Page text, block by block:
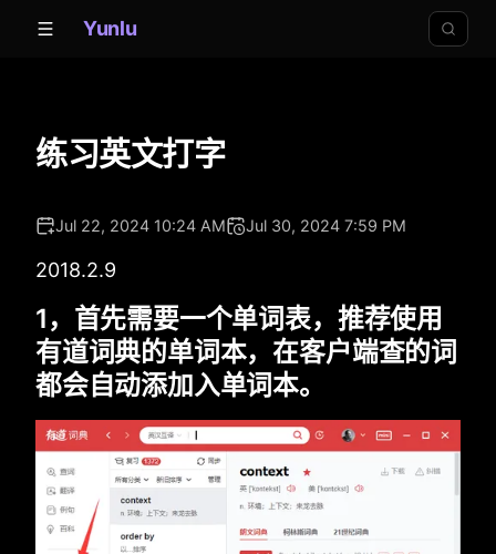
Yunlu
练习英文打字
Jul 22, 2024 10:24 AM Jul 30, 2024 7:59 PM
2018.2.9
1，首先需要一个单词表，推荐使用
有道词典的单词本，在客户端查的词
都会自动添加入单词本。